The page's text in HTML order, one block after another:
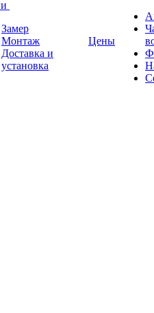
Замер
Монтаж
Доставка и
установка
Цены